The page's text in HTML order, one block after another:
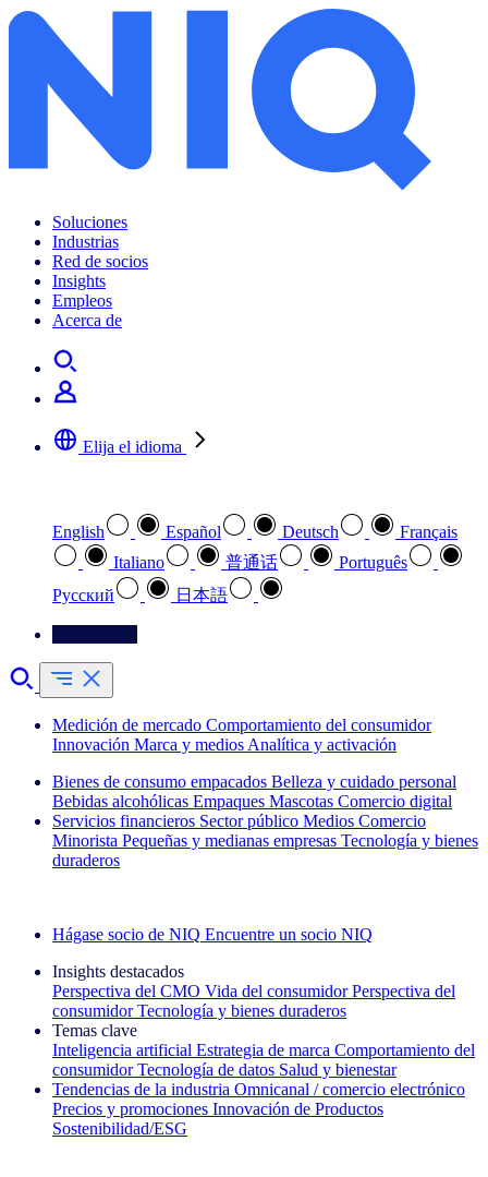
Soluciones
Industrias
Red de socios
Insights
Empleos
Acerca de
Elija el idioma
English Español Deutsch
Français
Italiano
普通话
Português
Pусский
日本語
Medición de mercado Comportamiento del consumidor
Innovación Marca y medios Analítica y activación
Bienes de consumo empacados Belleza y cuidado personal
Bebidas alcohólicas Empaques Mascotas Comercio digital
Servicios financieros Sector público Medios Comercio
Minorista Pequeñas y medianas empresas Tecnología y bienes
duraderos
Hágase socio de NIQ Encuentre un socio NIQ
Insights destacados
Perspectiva del CMO Vida del consumidor Perspectiva del
consumidor Tecnología y bienes duraderos
Temas clave
Inteligencia artificial Estrategia de marca Comportamiento del
consumidor Tecnología de datos Salud y bienestar
Tendencias de la industria Omnicanal / comercio electrónico
Precios y promociones Innovación de Productos
Sostenibilidad/ESG